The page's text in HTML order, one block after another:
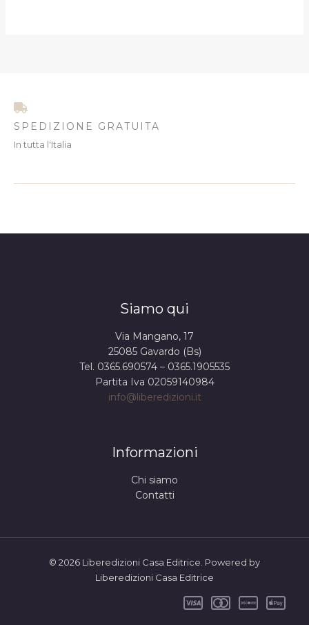
SPEDIZIONE GRATUITA
In tutta l'Italia
Siamo qui
Via Mangano, 17
25085 Gavardo (Bs)
Tel. 0365.690574 – 0365.1905535
Partita Iva 02059140984
info@liberedizioni.it
Informazioni
Chi siamo
Contatti
© 2026 Liberedizioni Casa Editrice. Powered by
Liberedizioni Casa Editrice